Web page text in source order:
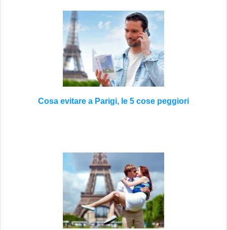
Cosa evitare a Parigi, le 5 cose peggiori